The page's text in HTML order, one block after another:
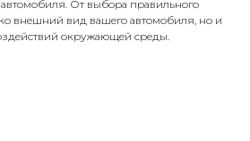
От выбора правильного
внешний вид вашего автомобиля, но и
окружающей среды.